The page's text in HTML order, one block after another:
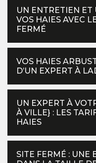
UN ENTRETIEN
VOS HAIES AVEC
FERMÉ
VOS HAIES
D’UN EXPERT À
UN EXPERT À
À VILLE} : LES
HAIES
SITE FERMÉ : UNE